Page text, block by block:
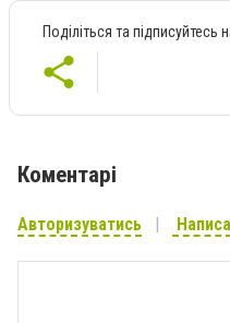
Поділіться та підписуйтесь
Коментарі
Авторизуватись